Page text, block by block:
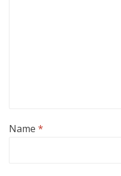
Name *